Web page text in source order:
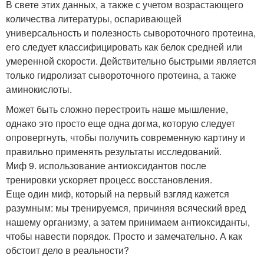
В свете этих данных, а также с учетом возрастающего
количества литературы, оспаривающей
универсальность и полезность сывороточного протеина,
его следует классифицировать как белок средней или
умеренной скорости. Действительно быстрыми является
только гидролизат сывороточного протеина, а также
аминокислоты.
Может быть сложно перестроить наше мышление,
однако это просто еще одна догма, которую следует
опровергнуть, чтобы получить современную картину и
правильно применять результаты исследований.
Миф 9. использование антиоксидантов после
тренировки ускоряет процесс восстановления.
Еще один миф, который на первый взгляд кажется
разумным: мы тренируемся, причиняя всяческий вред
нашему организму, а затем принимаем антиоксиданты,
чтобы навести порядок. Просто и замечательно. А как
обстоит дело в реальности?